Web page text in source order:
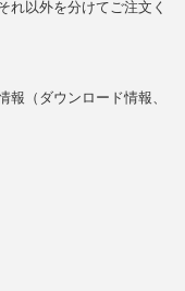
れ以外を分けてご注文く
報（ダウンロード情報、